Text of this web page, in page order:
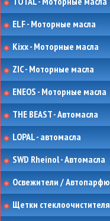
ELF - Моторные масла
Kixx - Моторные масла
ZIC - Моторные масла
ENEOS - Моторные масла
THE BEAST - Автомасла
LOPAL - автомасла
SWD Rheinol - Автомасла
Освежители /
Щетки стеклоочистителя